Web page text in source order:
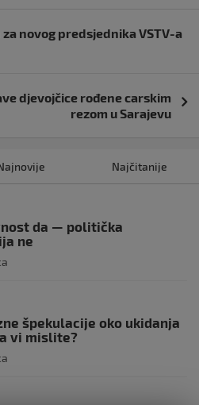
novog predsjednika VSTV-a
djevojčice rođene carskim
rezom u Sarajevu
Najčitanije
da — politička
ne
špekulacije oko ukidanja
vi mislite?